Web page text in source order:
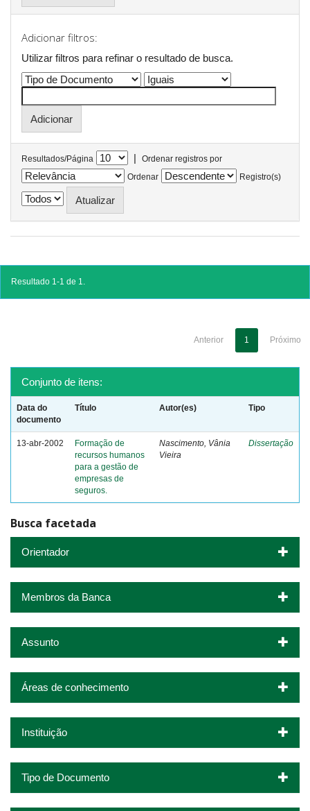
Adicionar filtros:
Utilizar filtros para refinar o resultado de busca.
Resultados/Página |
Ordenar registros por
Ordenar
Registro(s)
Resultado 1-1 de 1.
Anterior 1 Próximo
Conjunto de itens:
Data do
documento
Título Autor(es) Tipo
13-abr-2002
Formação de
recursos humanos
para a gestão de
empresas de
seguros.
Nascimento, Vânia
Vieira
Dissertação
Busca facetada
Orientador
Membros da Banca
Assunto
Áreas de conhecimento
Instituição
Tipo de Documento